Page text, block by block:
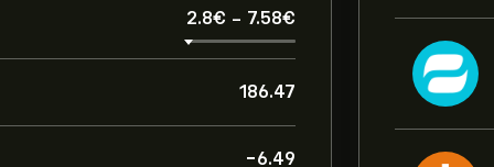
2.8‎€‎ - 7.58‎€‎
186.47
-6.49